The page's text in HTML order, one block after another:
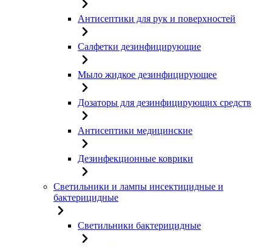
Антисептики для рук и поверхностей
Салфетки дезинфицирующие
Мыло жидкое дезинфицирующее
Дозаторы для дезинфицирующих средств
Антисептики медицинские
Дезинфекционные коврики
Светильники и лампы инсектицидные и
бактерицидные
Светильники бактерицидные